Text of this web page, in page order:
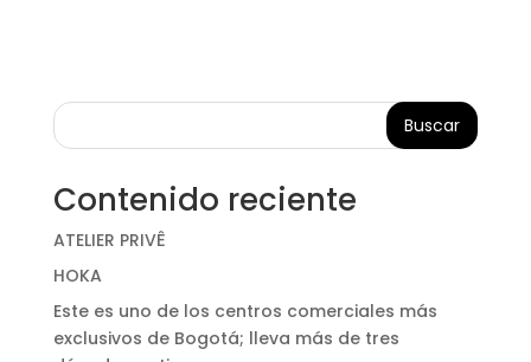
Buscar
Contenido reciente
ATELIER PRIVÊ
HOKA
Este es uno de los centros comerciales más
exclusivos de Bogotá; lleva más de tres